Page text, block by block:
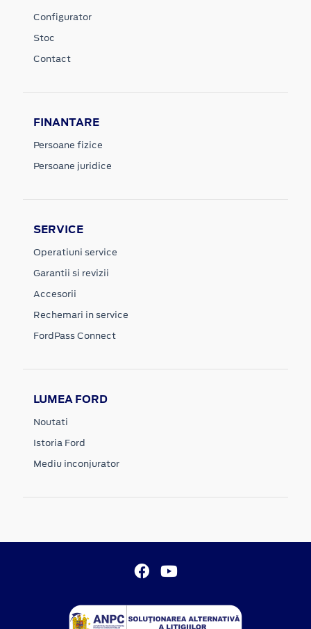
Configurator
Stoc
Contact
FINANTARE
Persoane fizice
Persoane juridice
SERVICE
Operatiuni service
Garantii si revizii
Accesorii
Rechemari in service
FordPass Connect
LUMEA FORD
Noutati
Istoria Ford
Mediu inconjurator